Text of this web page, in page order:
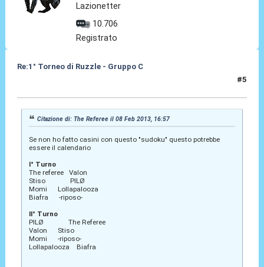
Lazionetter
10.706
Registrato
Re:1° Torneo di Ruzzle - Gruppo C
#5
Citazione di: The Referee il 08 Feb 2013, 16:57
Se non ho fatto casini con questo "sudoku" questo potrebbe
essere il calendario
I° Turno
The referee Valon
Stiso PILØ
Momi Lollapalooza
Biafra -riposo-
II° Turno
PILØ The Referee
Valon Stiso
Momi -riposo-
Lollapalooza Biafra